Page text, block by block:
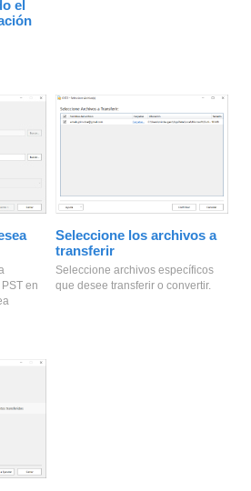
el
en
Seleccione los archivos a
transferir
Seleccione archivos específicos
que desee transferir o convertir.